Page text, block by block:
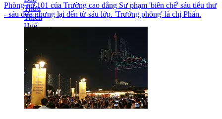
Phòng nữ 101 của Trường cao đẳng Sư phạm 'biên chế' sáu tiểu thư
- sáu đứa nhưng lại đến từ sáu lớp. 'Trưởng phòng' là chị Phấn.